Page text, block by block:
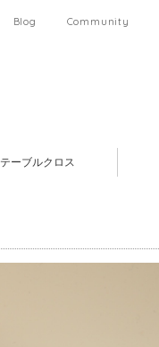
Blog Community
テーブルクロス